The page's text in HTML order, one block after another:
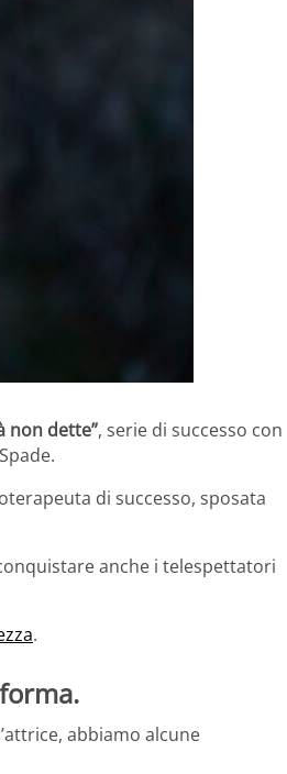
non dette”, serie di successo con
di successo, sposata
anche i telespettatori
.
abbiamo alcune